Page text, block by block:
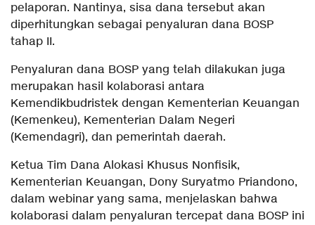
pelaporan. Nantinya, sisa dana tersebut akan
diperhitungkan sebagai penyaluran dana BOSP
tahap II.
Penyaluran dana BOSP yang telah dilakukan juga
merupakan hasil kolaborasi antara
Kemendikbudristek dengan Kementerian Keuangan
(Kemenkeu), Kementerian Dalam Negeri
(Kemendagri), dan pemerintah daerah.
Ketua Tim Dana Alokasi Khusus Nonfisik,
Kementerian Keuangan, Dony Suryatmo Priandono,
dalam webinar yang sama, menjelaskan bahwa
kolaborasi dalam penyaluran tercepat dana BOSP ini